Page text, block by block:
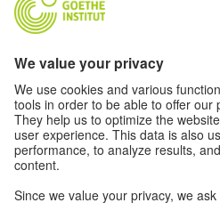
ගෝතේ ආයතනයේ ජර්මන්
ගුරුවරුන් සඳහා පෝර්ටලය
රහස්‍යතා සහ ප්‍රවේශය